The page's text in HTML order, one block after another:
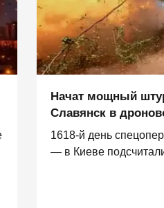
Начат мощный
Славянск в
1618-й день
— в Киеве